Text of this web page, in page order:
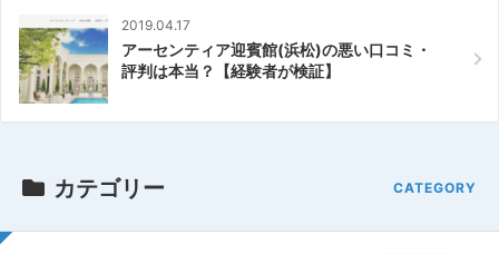
2019.04.17
アーセンティア迎賓館(浜松)の悪い口コミ・
評判は本当？【経験者が検証】
カテゴリー